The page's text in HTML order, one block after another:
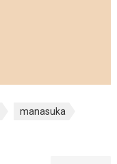
manasuka